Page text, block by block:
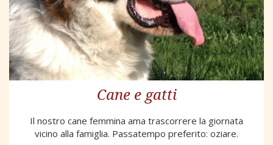
Cane e gatti
Il nostro cane femmina ama trascorrere la giornata
vicino alla famiglia. Passatempo preferito: oziare.